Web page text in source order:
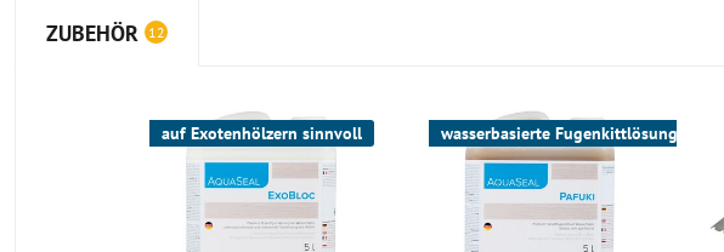
gewerblichen Bereichen. Das Parkett besteht aus sogenannten Hochkantlamellen
in einer Stärke von 10 mm.
Gut zu wissen:Da Industrieparkett im rohen Zustand geliefert und erst
nach der Verlegung durch das Schleifen und die Endbehandlung seine
wahre Schönheit entfaltet, versenden wir für dieses Parkett keine
ZUBEHÖR 12
auf Exotenhölzern sinnvoll wasserbasierte Fugenkittlösung